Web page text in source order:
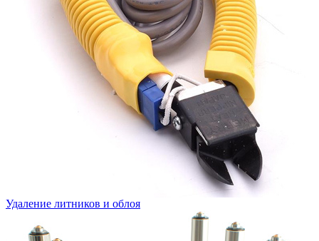
Удаление литников и облоя